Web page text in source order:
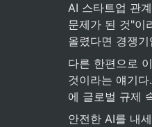
AI 스타트업 관
문제가 된 것"이
올렸다면 경쟁
다른 한편으로
것이라는 얘기
에 글로벌 규제
안전한 AI를 내